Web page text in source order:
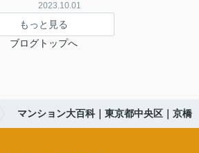
2023.10.01
もっと見る
ブログトップへ
マンション大百科｜東京都中央区｜京橋